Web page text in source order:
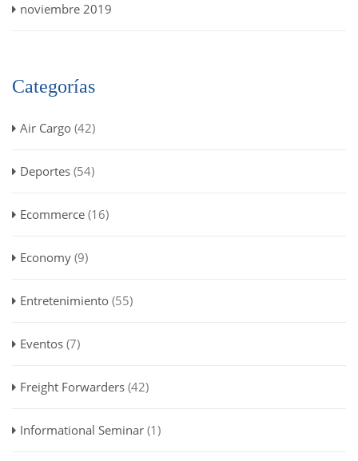
noviembre 2019
Categorías
Air Cargo (42)
Deportes (54)
Ecommerce (16)
Economy (9)
Entretenimiento (55)
Eventos (7)
Freight Forwarders (42)
Informational Seminar (1)